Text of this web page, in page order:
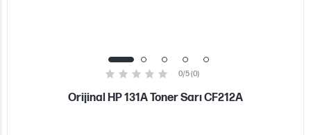
0/5 (0)
Orijinal HP 131A Toner Sarı CF212A